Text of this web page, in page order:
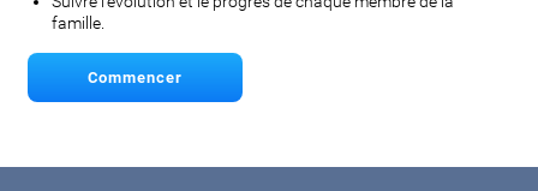
famille.
Commencer